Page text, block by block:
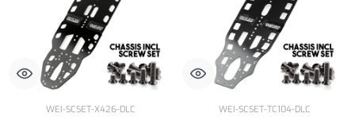
WEI-SCSET-X426-DLC
WEI-SCSET-TC104-DLC